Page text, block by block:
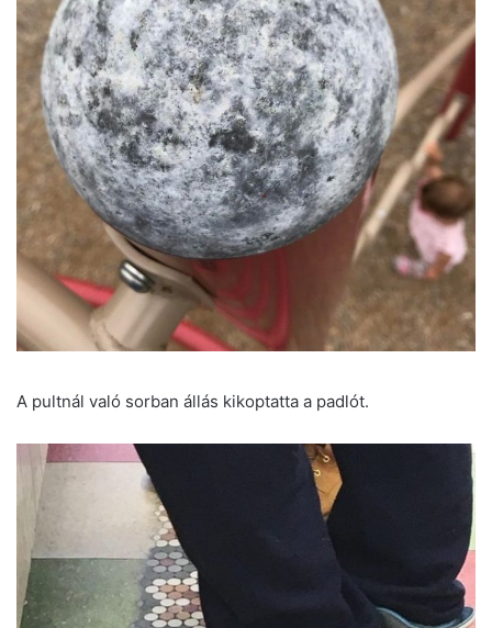
A pultnál való sorban állás kikoptatta a padlót.